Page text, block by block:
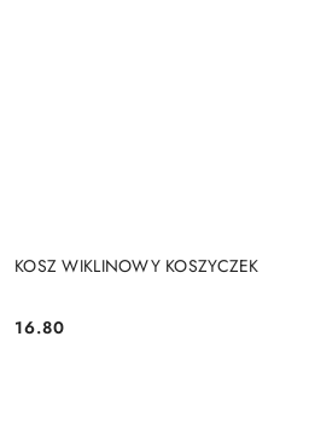
KOSZ WIKLINOWY KOSZYCZEK
Cena:
16.80